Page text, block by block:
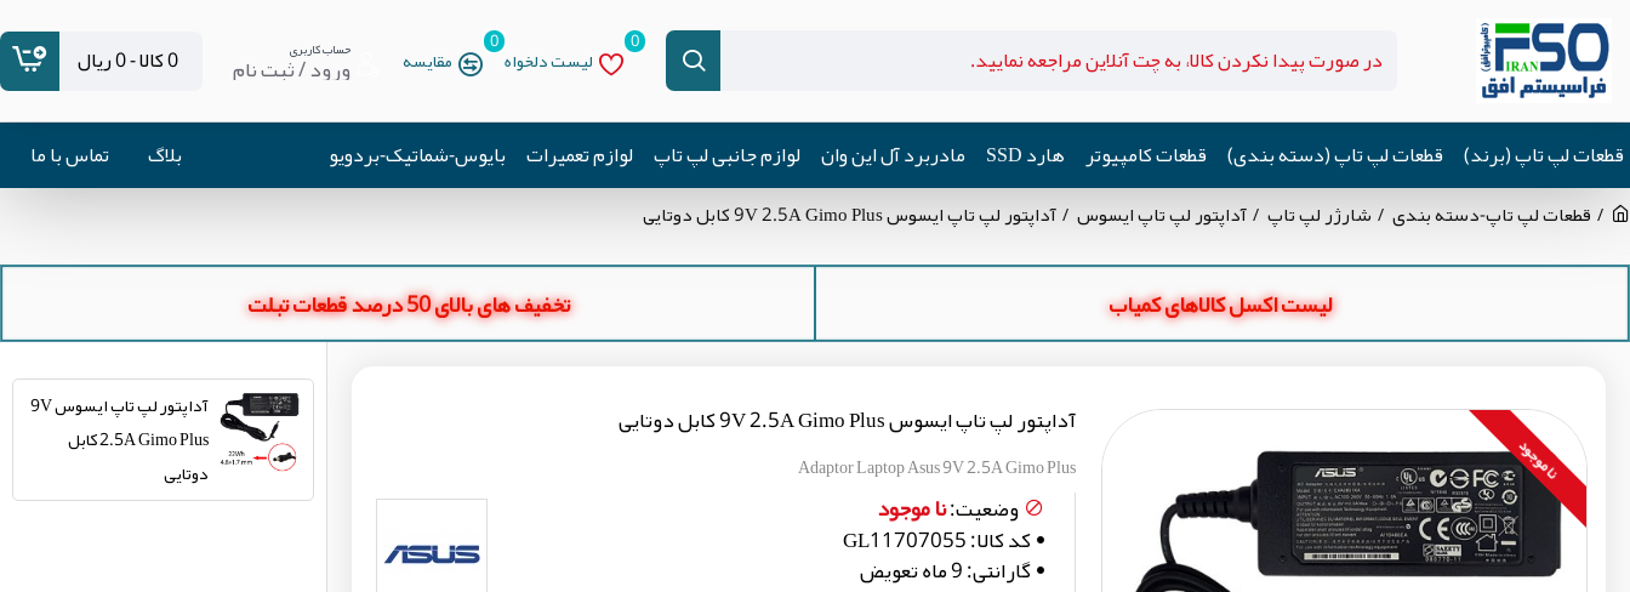
لیست دلخواه
0
مقایسه
0 حساب کاربری
ورود / ثبت نام 0 کالا - 0 ریال
قطعات لپ تاپ (برند) قطعات لپ تاپ (دسته بندی) قطعات کامپیوتر هارد SSD مادربرد آل این وان لوازم جانبی لپ تاپ لوازم تعمیرات بایوس-شماتیک-بردویو بلاگ تماس با ما
قطعات لپ تاپ-دسته بندی شارژر لپ تاپ آداپتور لپ تاپ ایسوس آداپتور لپ تاپ ایسوس 9V 2.5A Gimo Plus کابل دوتایی
لیست اکسل کالاهای کمیاب تخفیف های بالای 50 درصد قطعات تبلت
نا موجود
آداپتور لپ تاپ ایسوس 9V 2.5A Gimo Plus کابل دوتایی
Adaptor Laptop Asus 9V 2.5A Gimo Plus
وضعیت:نا موجود
کد کالا:GL11707055
گارانتی:9 ماه تعویض
آداپتور لپ تاپ ایسوس 9V
2.5A Gimo Plus کابل
دوتایی